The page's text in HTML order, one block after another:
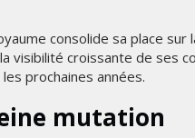
consolide sa place sur
visibilité croissante de ses
prochaines années.
mutation